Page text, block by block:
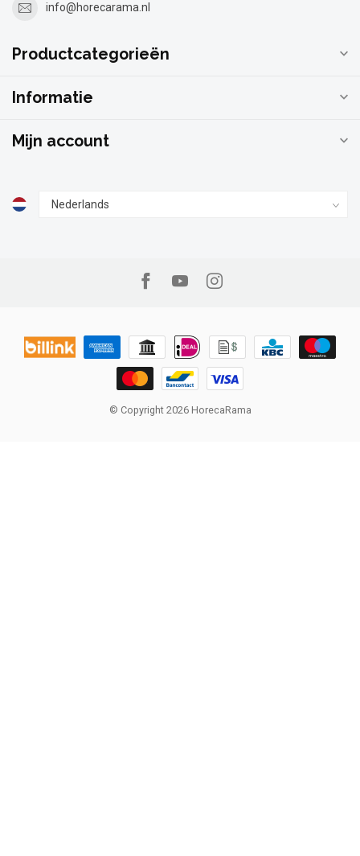
info@horecarama.nl
Productcategorieën
Informatie
Mijn account
© Copyright 2026 HorecaRama